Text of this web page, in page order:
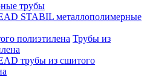
трубы
STABIL металлополимерные
Трубы из
трубы из сшитого